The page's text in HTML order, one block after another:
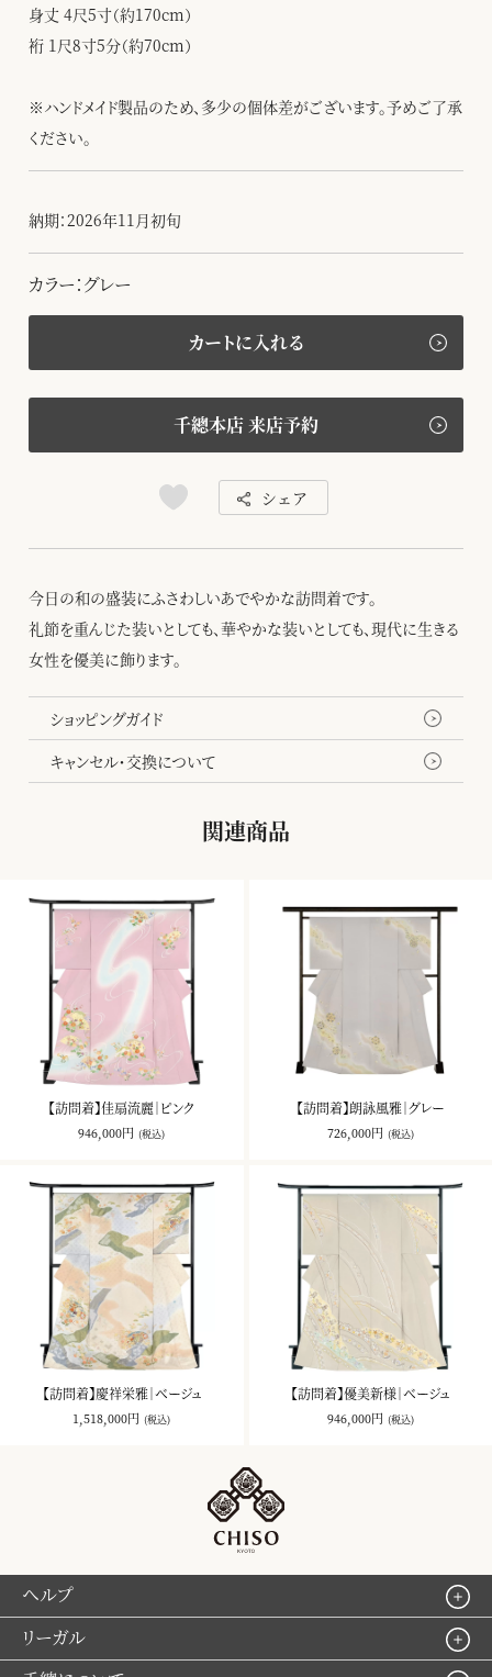
身丈 4尺5寸（約170cm）
裄 1尺8寸5分（約70cm）
※ハンドメイド製品のため、多少の個体差がございます。予めご了承
ください。
納期：2026年11月初旬
カラー：グレー
カートに入れる
千總本店 来店予約
シェア
今日の和の盛装にふさわしいあでやかな訪問着です。
礼節を重んじた装いとしても、華やかな装いとしても、現代に生きる
女性を優美に飾ります。
ショッピングガイド
キャンセル・交換について
関連商品
【訪問着】佳扇流麗｜ピンク
946,000円 (税込)
【訪問着】朗詠風雅｜グレー
726,000円 (税込)
【訪問着】慶祥栄雅｜ベージュ
1,518,000円 (税込)
【訪問着】優美新様｜ベージュ
946,000円 (税込)
ヘルプ
リーガル